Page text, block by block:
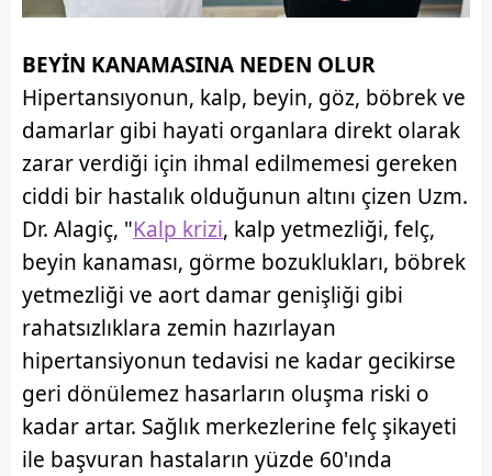
BEYİN KANAMASINA NEDEN OLUR
Hipertansıyonun, kalp, beyin, göz, böbrek ve
damarlar gibi hayati organlara direkt olarak
zarar verdiği için ihmal edilmemesi gereken
ciddi bir hastalık olduğunun altını çizen Uzm.
Dr. Alagiç, "Kalp krizi, kalp yetmezliği, felç,
beyin kanaması, görme bozuklukları, böbrek
yetmezliği ve aort damar genişliği gibi
rahatsızlıklara zemin hazırlayan
hipertansiyonun tedavisi ne kadar gecikirse
geri dönülemez hasarların oluşma riski o
kadar artar. Sağlık merkezlerine felç şikayeti
ile başvuran hastaların yüzde 60'ında